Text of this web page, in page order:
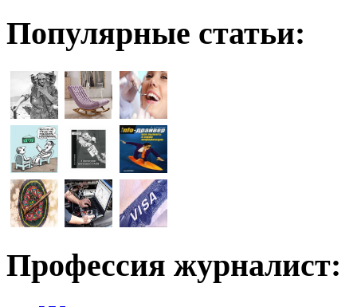
Популярные статьи:
Профессия журналист: